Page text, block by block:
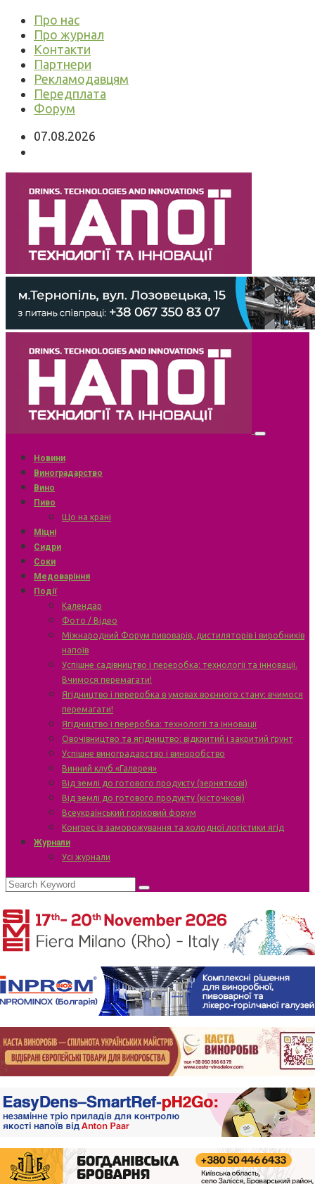
Про нас
Про журнал
Контакти
Партнери
Рекламодавцям
Передплата
Форум
07.08.2026
Новини
Виноградарство
Вино
Пиво
Що на крані
Міцні
Сидри
Соки
Медоваріння
Події
Календар
Фото / Відео
Міжнародний Форум пивоварів, дистиляторів і виробників
напоїв
Успішне садівництво і переробка: технології та інновації.
Вчимося перемагати!
Ягідництво і переробка в умовах воєнного стану: вчимося
перемагати!
Ягідництво і переробка: технології та інновації
Овочівництво та ягідництво: відкритий і закритий ґрунт
Успішне виноградарство і виноробство
Винний клуб «Галерея»
Від землі до готового продукту (зерняткові)
Від землі до готового продукту (кісточкові)
Всеукраїнський горіховий форум
Конгрес із заморожування та холодної логістики ягід
Журнали
Усі журнали